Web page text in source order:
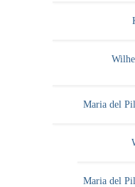
Maria del
Maria del